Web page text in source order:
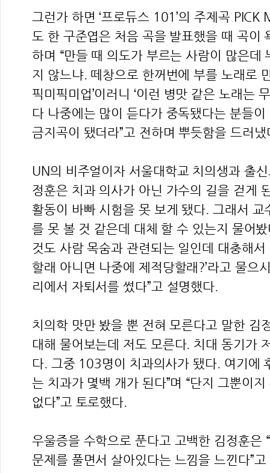
그런가 하면 ‘프로듀스 101’의 주제곡 PICK
도 한 구준엽은 처음 곡을 발표했을 때 곡이
하며 “만들 때 의도가 부르는 사람이 많은데
지 않느냐. 떼창으로 한꺼번에 부를 노래로
픽미픽미업’이러니 ‘이런 병맛 같은 노래는
다 나중에는 많이 듣다가 중독됐다는 분들
금지곡이 됐더라”고 전하며 뿌듯함을 드러냈
UN의 비주얼이자 서울대학교 치의생과 출
정훈은 치과 의사가 아닌 가수의 길을 걷게
활동이 바빠 시험을 못 보게 됐다. 그래서 교
를 못 볼 것 같은데 대체 할 수 있는지 물어
것도 사람 목숨과 관련되는 일인데 대충해
할래 아니면 나중에 제적당할래?’라고 물으
리에서 자퇴서를 썼다”고 설명했다.
치의학 맛만 봤을 뿐 전혀 모른다고 말한 김
대해 물어보는데 저도 모른다. 치대 동기가
다. 그중 103명이 치과의사가 됐다. 여기에
는 치과가 몇백 개가 된다”며 “단지 그뿐이
없다”고 토로했다.
우울증을 수학으로 푼다고 고백한 김정훈은
문제를 풀면서 살아있다는 느낌을 느낀다”